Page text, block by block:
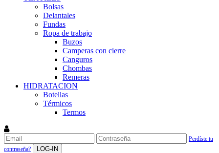
Bolsas
Delantales
Fundas
Ropa de trabajo
Buzos
Camperas con cierre
Canguros
Chombas
Remeras
HIDRATACION
Botellas
Térmicos
Termos
Perdíste tu
contraseña?
LOG-IN